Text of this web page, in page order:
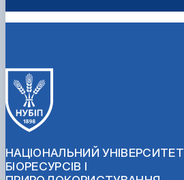
НАЦІОНАЛЬНИЙ УНІВЕРСИТЕТ
БІОРЕСУРСІВ І